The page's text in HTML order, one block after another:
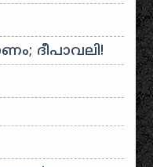
ദീപാവലി!